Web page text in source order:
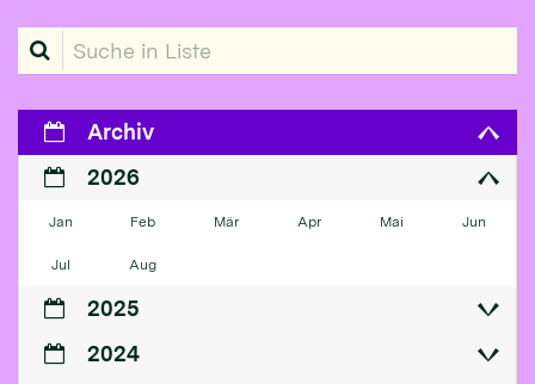
Suche in Liste
Archiv
2026
Jan Feb Mär Apr Mai Jun
Jul Aug
2025
2024